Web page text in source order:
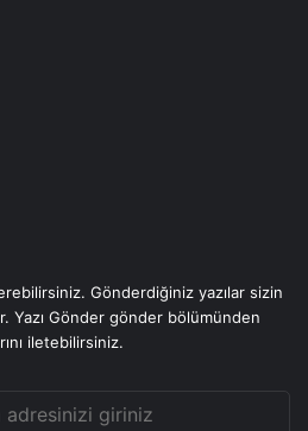
Gönderdiğiniz yazılar sizin
Yazı Gönder gönder bölümünden
iletebilirsiniz.